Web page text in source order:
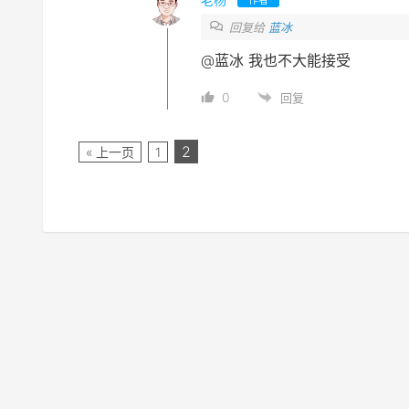
回复给 蓝冰
@蓝冰我也不大能接受
0 回复
« 上一页 1 2